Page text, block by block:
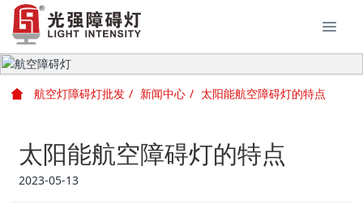
航空灯障碍灯批发 新闻中心 太阳能航空障碍灯的特点
太阳能航空障碍灯的特点
2023-05-13